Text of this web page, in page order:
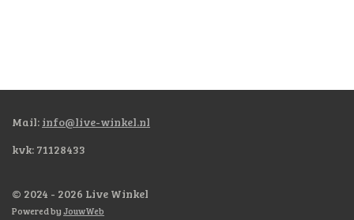
Mail: info@live-winkel.nl
kvk: 71128433
© 2024 - 2026 Live Winkel
Powered byJouwWeb